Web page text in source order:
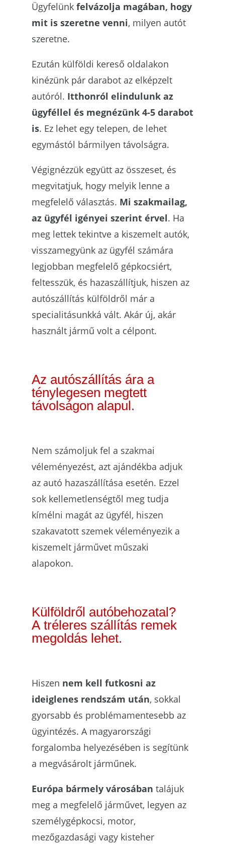
Ügyfelünk felvázolja magában, hogy
mit is szeretne venni, milyen autót
szeretne.
Ezután külföldi kereső oldalakon
kinézünk pár darabot az elképzelt
autóról. Itthonról elindulunk az
ügyféllel és megnézünk 4-5 darabot
is. Ez lehet egy telepen, de lehet
egymástól bármilyen távolságra.
Végignézzük együtt az összeset, és
megvitatjuk, hogy melyik lenne a
megfelelő választás. Mi szakmailag,
az ügyfél igényei szerint érvel. Ha
meg lettek tekintve a kiszemelt autók,
visszamegyünk az ügyfél számára
legjobban megfelelő gépkocsiért,
feltesszük, és hazaszállítjuk, hiszen az
autószállítás külföldről már a
specialitásunkká vált. Akár új, akár
használt jármű volt a célpont.
Az autószállítás ára a
ténylegesen megtett
távolságon alapul.
Nem számoljuk fel a szakmai
véleményezést, azt ajándékba adjuk
az autó hazaszállítása esetén. Ezzel
sok kellemetlenségtől meg tudja
kímélni magát az ügyfél, hiszen
szakavatott szemek véleményezik a
kiszemelt járművet műszaki
alapokon.
Külföldről autóbehozatal?
Atréleres szállítás remek
megoldás lehet.
Hiszen nem kell futkosni az
ideiglenes rendszám után, sokkal
gyorsabb és problémamentesebb az
ügyintézés. A magyarországi
forgalomba helyezésében is segítünk
a megvásárolt járműnek.
Európa bármely városában talájuk
meg a megfelelő járművet, legyen az
személygépkocsi, motor,
mezőgazdasági vagy kisteher